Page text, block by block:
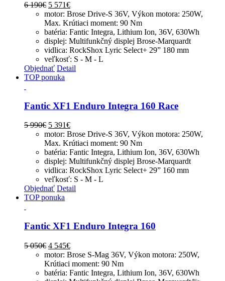
6 190€ 5 571€
motor: Brose Drive-S 36V, Výkon motora: 250W,
Max. Krútiaci moment: 90 Nm
batéria: Fantic Integra, Lithium Ion, 36V, 630Wh
displej: Multifunkčný displej Brose-Marquardt
vidlica: RockShox Lyric Select+ 29” 180 mm
veľkosť: S - M - L
Objednať Detail
TOP ponuka
Fantic XF1 Enduro Integra 160 Race
5 990€ 5 391€
motor: Brose Drive-S 36V, Výkon motora: 250W,
Max. Krútiaci moment: 90 Nm
batéria: Fantic Integra, Lithium Ion, 36V, 630Wh
displej: Multifunkčný displej Brose-Marquardt
vidlica: RockShox Lyric Select+ 29” 160 mm
veľkosť: S - M - L
Objednať Detail
TOP ponuka
Fantic XF1 Enduro Integra 160
5 050€ 4 545€
motor: Brose S-Mag 36V, Výkon motora: 250W,
Krútiaci moment: 90 Nm
batéria: Fantic Integra, Lithium Ion, 36V, 630Wh